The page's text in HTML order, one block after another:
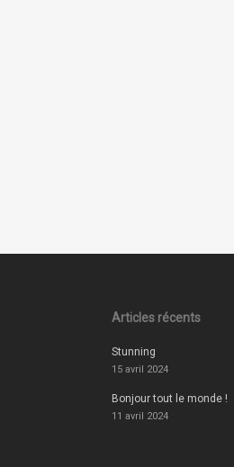
Articles récents
Stunning
15 avril 2024
Bonjour tout le monde !
11 avril 2024